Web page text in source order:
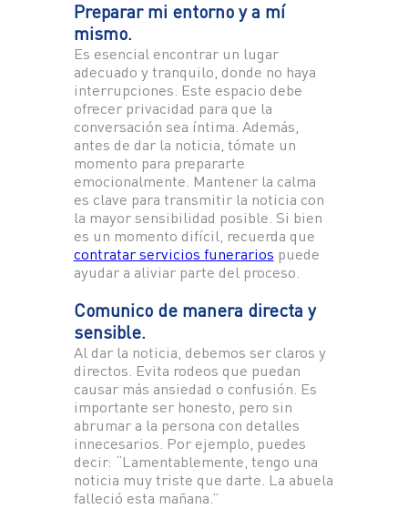
Preparar mi entorno y a mí
mismo.
Es esencial encontrar un lugar
adecuado y tranquilo, donde no haya
interrupciones. Este espacio debe
ofrecer privacidad para que la
conversación sea íntima. Además,
antes de dar la noticia, tómate un
momento para prepararte
emocionalmente. Mantener la calma
es clave para transmitir la noticia con
la mayor sensibilidad posible. Si bien
es un momento difícil, recuerda que
contratar servicios funerarios puede
ayudar a aliviar parte del proceso.
Comunico de manera directa y
sensible.
Al dar la noticia, debemos ser claros y
directos. Evita rodeos que puedan
causar más ansiedad o confusión. Es
importante ser honesto, pero sin
abrumar a la persona con detalles
innecesarios. Por ejemplo, puedes
decir: “Lamentablemente, tengo una
noticia muy triste que darte. La abuela
falleció esta mañana.”